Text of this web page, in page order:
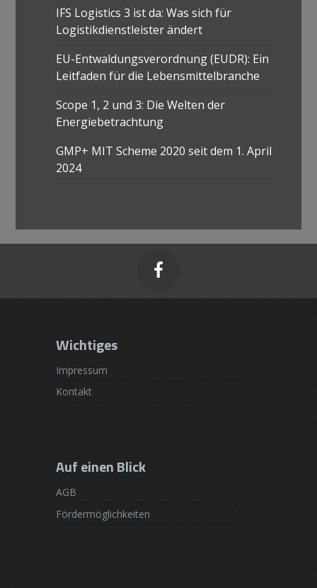
IFS Logistics 3 ist da: Was sich für
Logistikdienstleister ändert
EU-Entwaldungsverordnung (EUDR): Ein
Leitfaden für die Lebensmittelbranche
Scope 1, 2 und 3: Die Welten der
Energiebetrachtung
GMP+ MIT Scheme 2020 seit dem 1. April
2024

Wichtiges
Impressum
Kontakt
Auf einen Blick
AGB
Fördermöglichkeiten